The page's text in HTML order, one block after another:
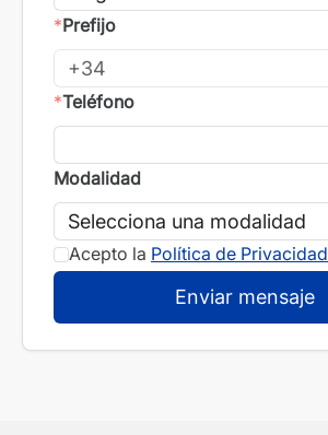
*Prefijo
*Teléfono
Modalidad
Acepto la Política de Privacidad